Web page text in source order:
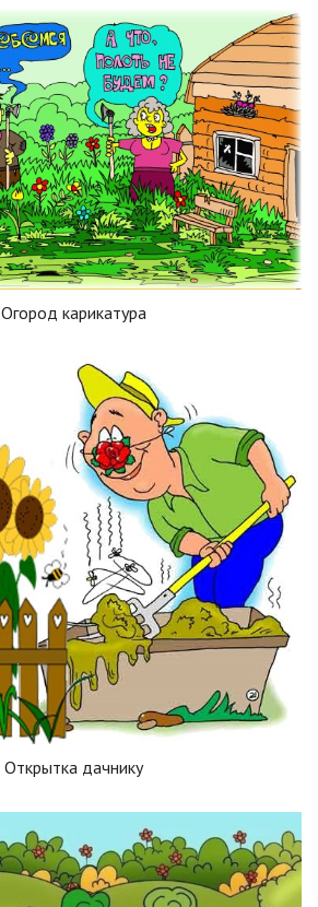
Огород карикатура
Открытка дачнику